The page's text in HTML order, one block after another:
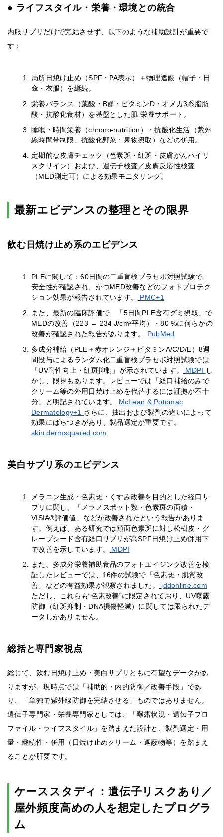
● ライフスタイル・栄養・環境との統合
内服サプリだけで完結させず、以下のような補助設計が重要で
す：
局所日焼け止め（SPF・PA表示）＋物理遮蔽（帽子・日
傘・衣服）を継続。
栄養バランス（葉酸・B群・ビタミンD・オメガ3系脂肪
酸・抗酸化食材）を基盤とした肌‐栄養サポート。
睡眠・時間栄養（chrono-nutrition）・抗酸化生活（紫外
線時間帯制限、抗酸化野菜・果物摂取）などの併用。
定期的な皮膚チェック（色素斑・紅斑・皮膚がんハイリ
スクサイン）および、遺伝子検査／皮膚反応性検査
（MED測定可）による効果モニタリング。
最新エビデンスの整理とその限界
飲む日焼け止め系のエビデンス
PLEに関して：60日間の二重盲検プラセボ対照試験で、
安全性が確認され、かつMED改善などのフォトプロテク
ション効果が報告されています。
PMC+1
また、最新の臨床評価で、「5日間PLE含有グミ摂取」で
MEDの改善（223 → 234 J/cm²平均）・80 %に何らかの
改善が確認された報告があります。
PubMed
多成分補給（PLE＋赤オレンジ＋ビタミンA/C/D/E）8週
間投与によるランダム化二重盲検プラセボ対照試験では
「UV耐性向上・紅斑抑制」が示されています。
MDPI し
かし、限界もあります。レビューでは「経口補給のみで
クリーム等の外用日焼け止めを代替するには証拠が不十
分」と明記されています。
McLean & Potomac
Dermatology+1 さらに、抽出および製剤の違いによって
効果にばらつきがあり、製品選定が重要です。
skin.dermsquared.com
美白サプリ系のエビデンス
メラニン生成・色素斑・くすみ改善を目的とした経口サ
プリに関し、「メラノスポット数・色素斑の面積・
VISIA®評価値」などが改善されたという報告がありま
す。例えば、ある研究では顔面色素斑に対し松樹皮・グ
レープシード含有経口サプリが高SPF日焼け止め併用下
で改善を示しています。
MDPI
また、多成分栄養補助食品のフォトエイジング改善を検
証したレビューでは、16件の試験で「色素斑・肌質改
善」などの有益効果が観察されました。
jddonline.com
ただし、これらも“色素改善”に限定されており、UV曝露
防御（紅斑抑制・DNA損傷軽減）に関しては限られたデ
ータしかありません。
総括と専門家視点
総じて、飲む日焼け止め・美白サプリともに有望なデータがあ
りますが、現時点では「補助的・内的防御／改善手段」であ
り、「単独で紫外線防御を完結させる」ものではありません。
遺伝子専門家・栄養専門家としては、「曝露状況・遺伝子プロ
ファイル・ライフスタイル」を踏まえた設計と、製剤選定・用
量・継続性・併用（日焼け止めクリーム・遮蔽物等）を踏まえ
ることが肝要です。
ケーススタディ：遺伝子リスクあり／
屋外頻度高めの人を想定したプログラ
ム